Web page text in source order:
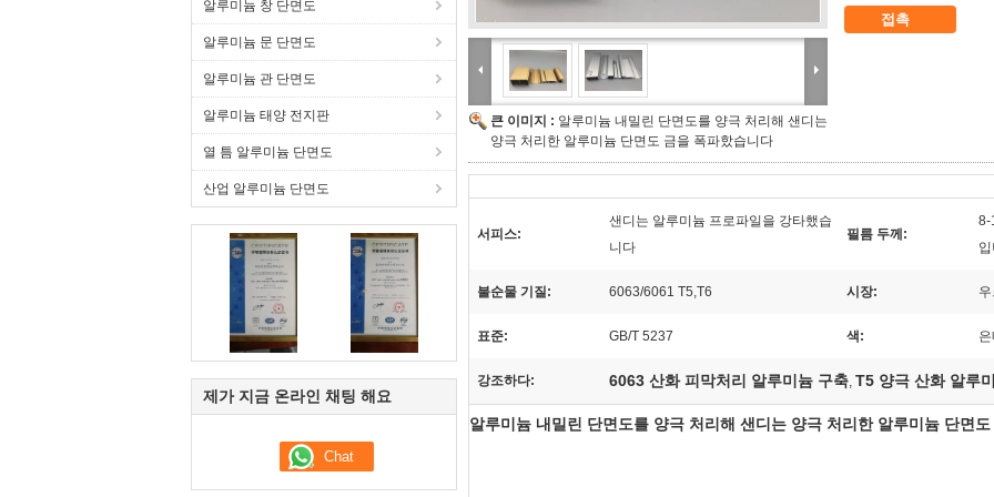
알루미늄 창 단면도
알루미늄 문 단면도
알루미늄 관 단면도
알루미늄 태양 전지판
열 틈 알루미늄 단면도
산업 알루미늄 단면도
제가 지금 온라인 채팅 해요
큰 이미지 : 알루미늄 내밀린 단면도를 양극 처리해 샌디는
양극 처리한 알루미늄 단면도 금을 폭파핬습니다
접촉
서피스:
샌디는 알루미늄 프로파일을 강타했습
니다
필름 두께:
8-
불순물 기질: 6063/6061 T5,T6 시장:
표준: GB/T 5237 색:
강조하다: 6063 산화 피막처리 알루미늄 구축, T5 양극 산화 알루
알루미늄 내밀린 단면도를 양극 처리해 샌디는 양극 처리한 알루미늄 단면